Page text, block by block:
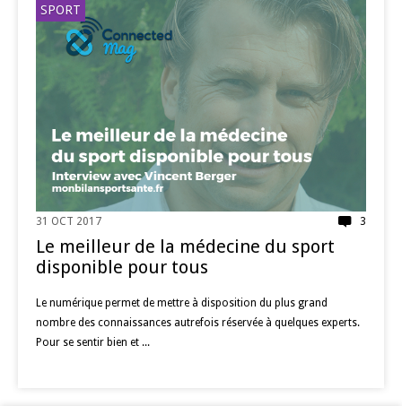
SPORT
31 OCT 2017 3
Le meilleur de la médecine du sport
disponible pour tous
Le numérique permet de mettre à disposition du plus grand
nombre des connaissances autrefois réservée à quelques experts.
Pour se sentir bien et ...